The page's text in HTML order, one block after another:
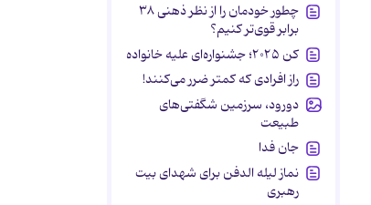
چطور خودمان را از نظر ذهنی ۳۸
برابر قوی‌تر کنیم؟
کن ۲۰۲۵؛ جشنواره‌ای علیه خانواده
راز افرادی که کمتر ضرر می‌کنند!
دورود، سرزمین شگفتی‌های
طبیعت
جان فدا
نماز لیله الدفن برای شهدای بیت
رهبری